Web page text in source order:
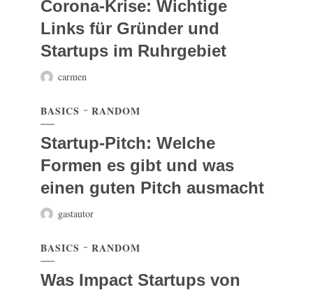
Corona-Krise: Wichtige
Links für Gründer und
Startups im Ruhrgebiet
carmen
BASICS RANDOM
Startup-Pitch: Welche
Formen es gibt und was
einen guten Pitch ausmacht
gastautor
BASICS RANDOM
Was Impact Startups von